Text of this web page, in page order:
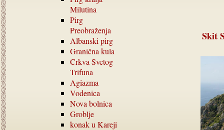
Milutina
Pirg
Preobraženja
Albanski pirg
Granična kula
Crkva Svetog
Trifuna
Agiazma
Vodenica
Nova bolnica
Groblje
konak u Kareji
Skit